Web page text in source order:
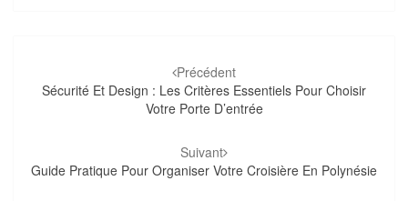
d'article
Précédent
Sécurité Et Design : Les Critères Essentiels Pour Choisir
Votre Porte D’entrée
Suivant
Guide Pratique Pour Organiser Votre Croisière En Polynésie